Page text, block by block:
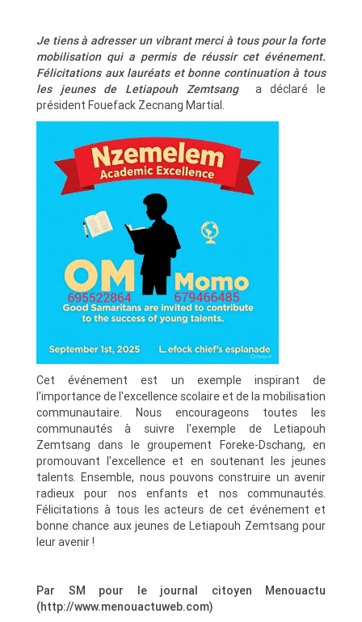
Je tiens à adresser un vibrant merci à tous pour la forte
mobilisation qui a permis de réussir cet événement.
Félicitations aux lauréats et bonne continuation à tous
les jeunes de Letiapouh Zemtsanga déclaré le
président Fouefack Zecnang Martial.
Cet événement est un exemple inspirant de
l'importance de l'excellence scolaire et de la mobilisation
communautaire. Nous encourageons toutes les
communautés à suivre l'exemple de Letiapouh
Zemtsang dans le groupement Foreke-Dschang, en
promouvant l'excellence et en soutenant les jeunes
talents. Ensemble, nous pouvons construire un avenir
radieux pour nos enfants et nos communautés.
Félicitations à tous les acteurs de cet événement et
bonne chance aux jeunes de Letiapouh Zemtsang pour
leur avenir !
Par SM pour le journal citoyen Menouactu
(http://www.menouactuweb.com)